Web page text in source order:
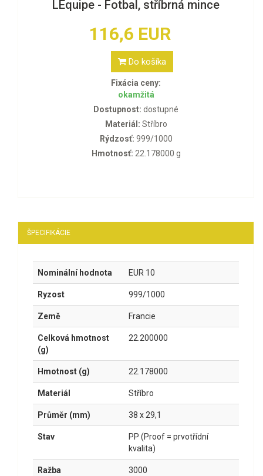
LEquipe - Fotbal, stříbrná mince
116,6 EUR
Do košíka
Fixácia ceny:
okamžitá
Dostupnost: dostupné
Materiál: Stříbro
Rýdzosť: 999/1000
Hmotnosť: 22.178000 g
ŠPECIFIKÁCIE
Nominální hodnota EUR 10
Ryzost 999/1000
Země Francie
Celková hmotnost
(g)
22.200000
Hmotnost (g) 22.178000
Materiál Stříbro
Průměr (mm) 38 x 29,1
Stav
PP (Proof = prvotřídní
kvalita)
Ražba 3000